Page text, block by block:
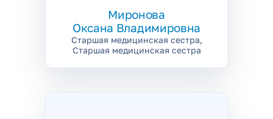
Миронова
Оксана Владимировна
Старшая медицинская сестра,
Старшая медицинская сестра